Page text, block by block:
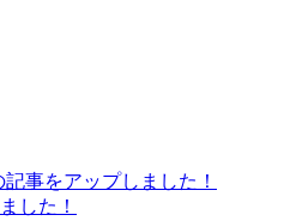
事をアップしました！
した！